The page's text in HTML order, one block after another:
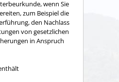
wenn Sie
zum Beispiel die
den Nachlass
von gesetzlichen
in Anspruch